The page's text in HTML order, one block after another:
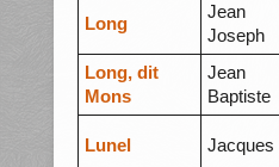
Long
Jean
Joseph
Long, dit
Mons
Jean
Baptiste
Lunel Jacques